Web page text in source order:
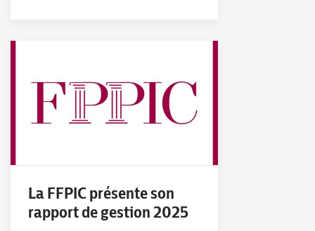
La FFPIC présente son
rapport de gestion 2025